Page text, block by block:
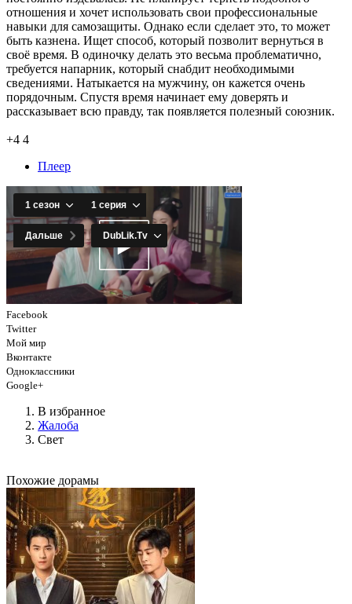
отношения и хочет использовать свои профессиональные
навыки для самозащиты. Однако если сделает это, то может
быть казнена. Ищет способ, который позволит вернуться в
своё время. В одиночку делать это весьма проблематично,
требуется напарник, который снабдит необходимыми
сведениями. Натыкается на мужчину, он кажется очень
порядочным. Спустя время начинает ему доверять и
рассказывает всю правду, так появляется полезный союзник.
+4 4
Плеер
Facebook
Twitter
Мой мир
Вконтакте
Одноклассники
Google+
В избранное
Жалоба
Свет
Похожие дорамы